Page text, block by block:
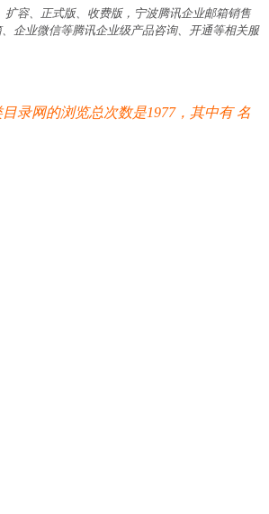
容、正式版、收费版，宁波腾讯企业邮箱销售
企业微信等腾讯企业级产品咨询、开通等相关服
录网的浏览总次数是1977，其中有名